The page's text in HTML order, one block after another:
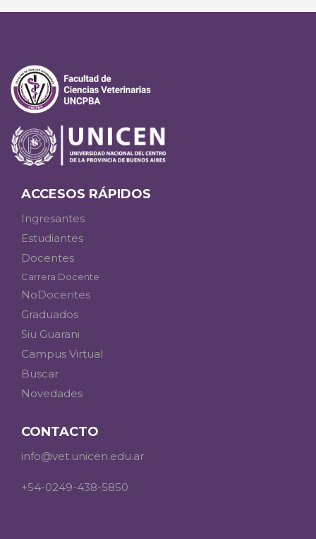
ACCESOS RÁPIDOS
Ingresantes
Estudiantes
Docentes
Carrera Docente
NoDocentes
Graduados
Siu Guarani
Campus Virtual
Buscar
Novedades
CONTACTO
info@vet.unicen.edu.ar
+54-0249-438-5850